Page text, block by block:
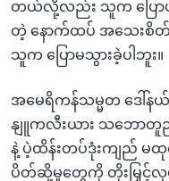
တယ်လို့လည်း သူက ပြော
တဲ့ နောက်ထပ် အသေး
သူက ပြောမသွားခဲ့ပါဘူး။
အမေရိကန်သမ္မတ ဒေါ်
နျူကလီးယား သဘောတူ
နဲ့ ပဲ့ထိန်းတပ်ဒုံးကျည် မ
ပိတ်ဆို့မှုတွေကို တိုးမြှင့်လု